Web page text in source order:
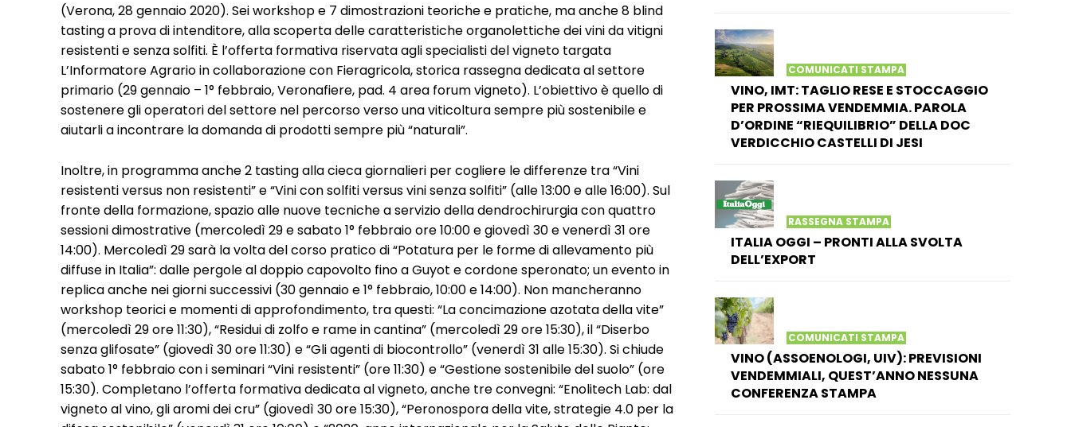
(Verona, 28 gennaio 2020). Sei workshop e 7 dimostrazioni teoriche e pratiche, ma anche 8 blind
tasting a prova di intenditore, alla scoperta delle caratteristiche organolettiche dei vini da vitigni
resistenti e senza solfiti. È l’offerta formativa riservata agli specialisti del vigneto targata
L’Informatore Agrario in collaborazione con Fieragricola, storica rassegna dedicata al settore
primario (29 gennaio – 1° febbraio, Veronafiere, pad. 4 area forum vigneto). L’obiettivo è quello di
sostenere gli operatori del settore nel percorso verso una viticoltura sempre più sostenibile e
aiutarli a incontrare la domanda di prodotti sempre più “naturali”.
Inoltre, in programma anche 2 tasting alla cieca giornalieri per cogliere le differenze tra “Vini
resistenti versus non resistenti” e “Vini con solfiti versus vini senza solfiti” (alle 13:00 e alle 16:00). Sul
fronte della formazione, spazio alle nuove tecniche a servizio della dendrochirurgia con quattro
sessioni dimostrative (mercoledì 29 e sabato 1° febbraio ore 10:00 e giovedì 30 e venerdì 31 ore
14:00). Mercoledì 29 sarà la volta del corso pratico di “Potatura per le forme di allevamento più
diffuse in Italia”: dalle pergole al doppio capovolto fino a Guyot e cordone speronato; un evento in
replica anche nei giorni successivi (30 gennaio e 1° febbraio, 10:00 e 14:00). Non mancheranno
workshop teorici e momenti di approfondimento, tra questi: “La concimazione azotata della vite”
(mercoledì 29 ore 11:30), “Residui di zolfo e rame in cantina” (mercoledì 29 ore 15:30), il “Diserbo
senza glifosate” (giovedì 30 ore 11:30) e “Gli agenti di biocontrollo” (venerdì 31 alle 15:30). Si chiude
sabato 1° febbraio con i seminari “Vini resistenti” (ore 11:30) e “Gestione sostenibile del suolo” (ore
15:30). Completano l’offerta formativa dedicata al vigneto, anche tre convegni: “Enolitech Lab: dal
vigneto al vino, gli aromi dei cru” (giovedì 30 ore 15:30), “Peronospora della vite, strategie 4.0 per la
COMUNICATI STAMPA
VINO, IMT: TAGLIO RESE E STOCCAGGIO
PER PROSSIMA VENDEMMIA. PAROLA
D’ORDINE “RIEQUILIBRIO” DELLA DOC
VERDICCHIO CASTELLI DI JESI
RASSEGNA STAMPA
ITALIA OGGI – PRONTI ALLA SVOLTA
DELL’EXPORT
COMUNICATI STAMPA
VINO (ASSOENOLOGI, UIV): PREVISIONI
VENDEMMIALI, QUEST’ANNO NESSUNA
CONFERENZA STAMPA